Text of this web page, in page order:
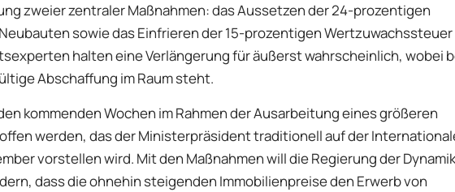
zweier zentraler Maßnahmen: das Aussetzen der 24-prozentigen
sowie das Einfrieren der 15-prozentigen Wertzuwachssteuer
halten eine Verlängerung für äußerst wahrscheinlich, wobei
Abschaffung im Raum steht.
kommenden Wochen im Rahmen der Ausarbeitung eines größeren
werden, das der Ministerpräsident traditionell auf der
vorstellen wird. Mit den Maßnahmen will die Regierung der
dass die ohnehin steigenden Immobilienpreise den Erwerb von